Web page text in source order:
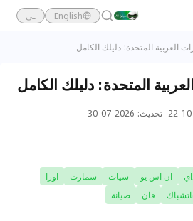
English ـي
العربية المتحدة: دليلك الكامل
المتحدة: دليلك الكامل
تحديث:
2026-07-30
ان اس يو سيات سمارت
اورا
فان صيانة